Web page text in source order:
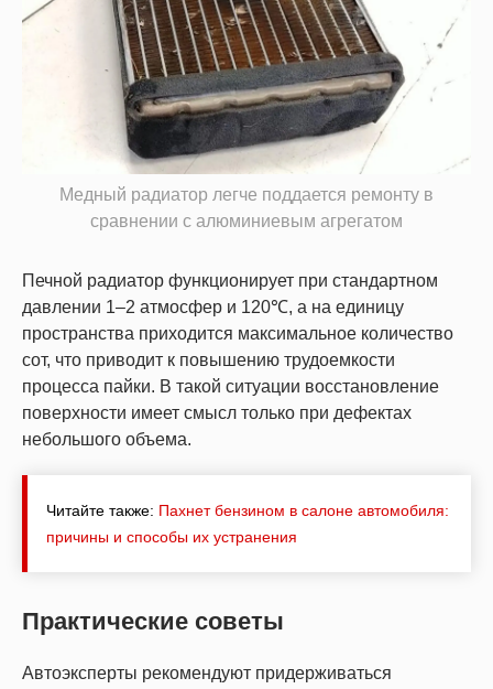
Медный радиатор легче поддается ремонту в
сравнении с алюминиевым агрегатом
Печной радиатор функционирует при стандартном
давлении 1–2 атмосфер и 120℃, а на единицу
пространства приходится максимальное количество
сот, что приводит к повышению трудоемкости
процесса пайки. В такой ситуации восстановление
поверхности имеет смысл только при дефектах
небольшого объема.
Читайте также: Пахнет бензином в салоне автомобиля:
причины и способы их устранения
Практические советы
Автоэксперты рекомендуют придерживаться